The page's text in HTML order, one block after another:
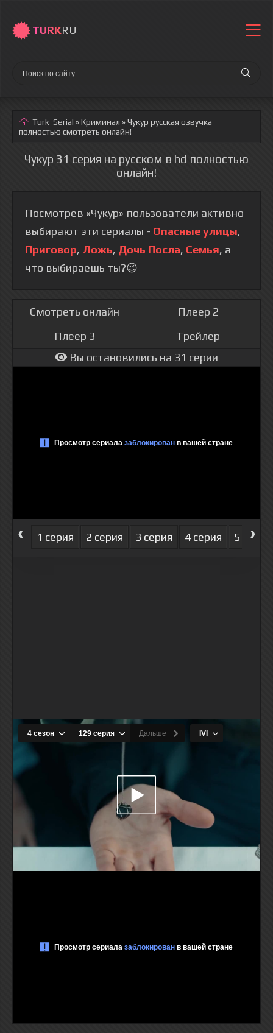
TURKRU
Turk-Serial »Криминал » Чукур русская озвучка
полностью смотреть онлайн!
Чукур 31 серия на русском в hd полностью
онлайн!
Посмотрев «Чукур» пользователи активно
выбирают эти сериалы - Опасные улицы,
Приговор, Ложь, Дочь Посла, Семья, а
что выбираешь ты?😉
Смотреть онлайн
Плеер 2
Плеер 3
Трейлер
Вы остановились на 31 серии
‹ 1 серия 2 серия 3 серия 4 серия 5 серия
›